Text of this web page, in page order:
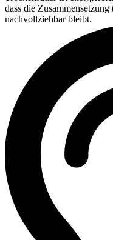
dass die
nachvollziehbar bleibt.